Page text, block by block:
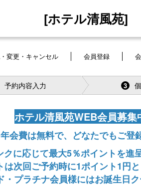
[ホテル清風苑]
変更・キャンセル 会員登録
予約内容入力 3
ホテル清風苑WEB会員募集
会費は無料で、どなたでもご登
に応じて最大5％ポイントを進
次回ご予約時に1ポイント1円と
プラチナ会員様にはお誕生日ク